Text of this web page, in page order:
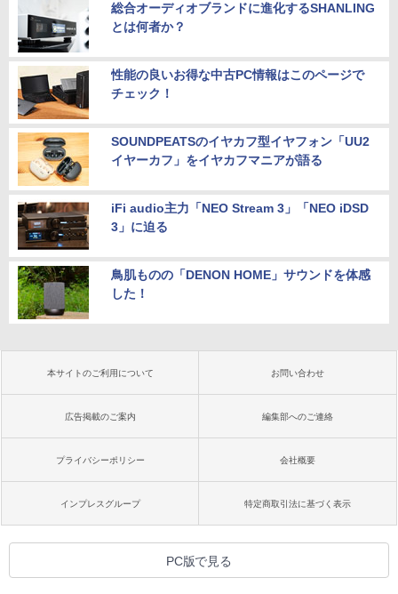
総合オーディオブランドに進化するSHANLING
とは何者か？
性能の良いお得な中古PC情報はこのページで
チェック！
SOUNDPEATSのイヤカフ型イヤフォン「UU2
イヤーカフ」をイヤカフマニアが語る
iFi audio主力「NEO Stream 3」「NEO iDSD
3」に迫る
鳥肌ものの「DENON HOME」サウンドを体感
した！
本サイトのご利用について お問い合わせ
広告掲載のご案内 編集部へのご連絡
プライバシーポリシー 会社概要
インプレスグループ 特定商取引法に基づく表示
PC版で見る